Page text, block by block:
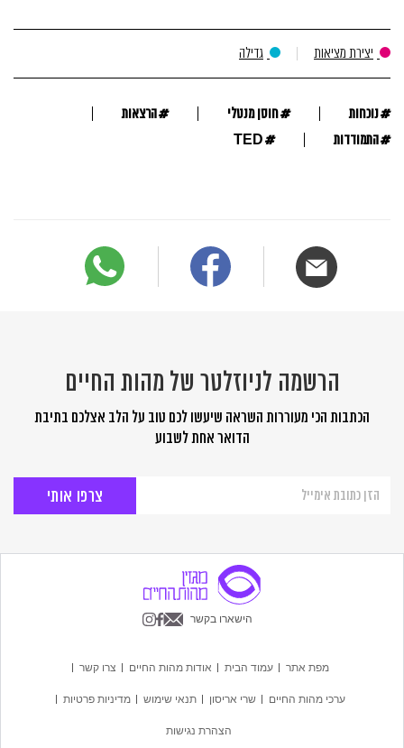
יצירת מציאות גדילה
#נוכחות #חוסן מנטלי #הרצאות
#התמודדות #
TED
הרשמה לניוזלטר של מהות החיים
הכתבות הכי מעוררות השראה שיעשו לכם טוב על הלב אצלכם בתיבת
הדואר אחת לשבוע
לניוזלטר
החיים
הישארו בקשר
מפת אתר עמוד הבית אודות מהות החיים צרו קשר
ערכי מהות החיים שרי אריסון תנאי שימוש מדיניות פרטיות
הצהרת נגישות